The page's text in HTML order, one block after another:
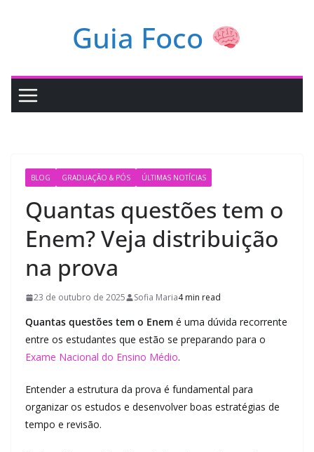
Guia Foco
BLOG GRADUAÇÃO & PÓS ÚLTIMAS NOTÍCIAS
Quantas questões tem o
Enem? Veja distribuição
na prova
23 de outubro de 2025 Sofia Maria4 min read
Quantas questões tem o Enem é uma dúvida recorrente
entre os estudantes que estão se preparando para o
Exame Nacional do Ensino Médio.
Entender a estrutura da prova é fundamental para
organizar os estudos e desenvolver boas estratégias de
tempo e revisão.